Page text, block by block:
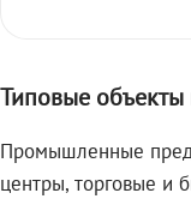
Типовые объекты
Промышленные
центры, торговые и